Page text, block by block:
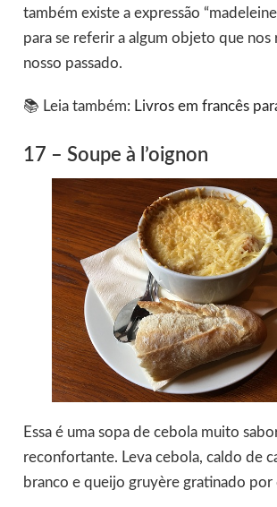
também existe a expressão
para se referir a algum objeto que nos
nosso passado.
📚 Leia também: Livros em francês
17 – Soupe à l’oignon
Essa é uma sopa de cebola muito
reconfortante. Leva cebola, caldo de
branco e queijo gruyère gratinado por